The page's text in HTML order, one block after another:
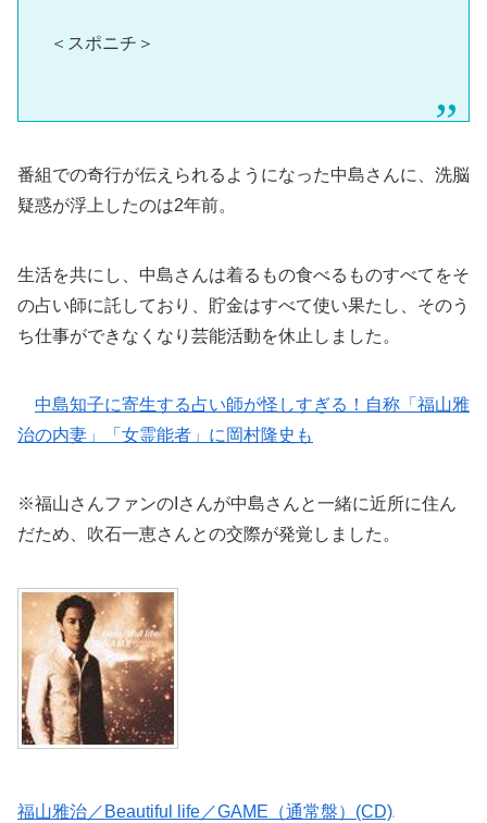
＜スポニチ＞
番組での奇行が伝えられるようになった中島さんに、洗脳
疑惑が浮上したのは2年前。
生活を共にし、中島さんは着るもの食べるものすべてをそ
の占い師に託しており、貯金はすべて使い果たし、そのう
ち仕事ができなくなり芸能活動を休止しました。
中島知子に寄生する占い師が怪しすぎる！自称「福山雅
治の内妻」「女霊能者」に岡村隆史も
※福山さんファンのIさんが中島さんと一緒に近所に住ん
だため、吹石一恵さんとの交際が発覚しました。
福山雅治／Beautiful life／GAME（通常盤）(CD)